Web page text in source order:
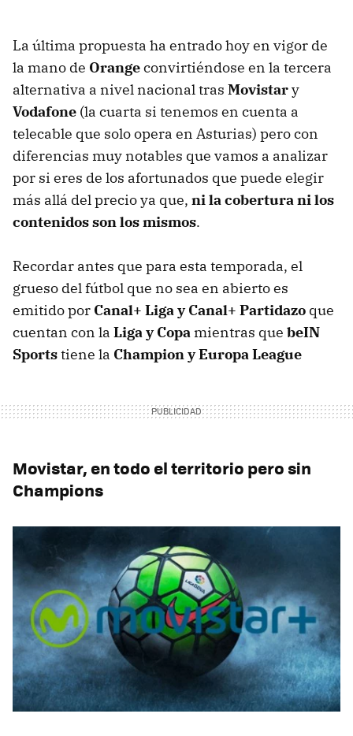
La última propuesta ha entrado hoy en vigor de
la mano de Orangeconvirtiéndose en la tercera
alternativa a nivel nacional tras Movistary
Vodafone (la cuarta si tenemos en cuenta a
telecable que solo opera en Asturias) pero con
diferencias muy notables que vamos a analizar
por si eres de los afortunados que puede elegir
más allá del precio ya que, ni la cobertura ni los
contenidos son los mismos.
Recordar antes que para esta temporada, el
grueso del fútbol que no sea en abierto es
emitido por Canal+ Liga y Canal+ Partidazo que
cuentan con la Liga y Copa mientras que beIN
Sportstiene la Champion y Europa League
Movistar, en todo el territorio pero sin
Champions